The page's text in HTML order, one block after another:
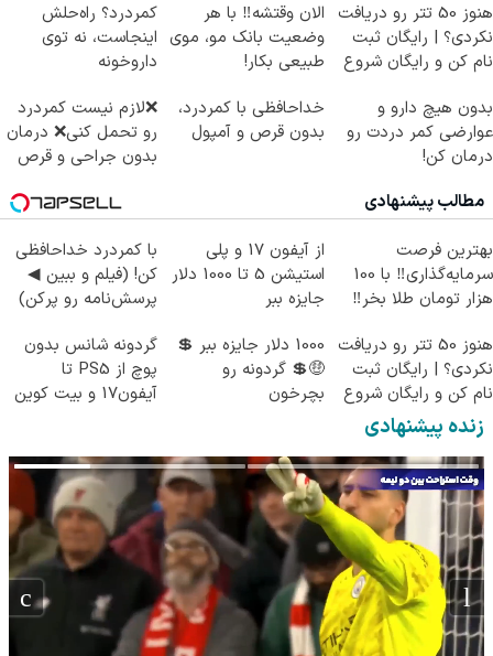
هنوز 50 تتر رو دریافت
نکردی؟ | رایگان ثبت
نام کن و رایگان شروع
الان وقتشه‼️ با هر
وضعیت بانک مو، موی
طبیعی بکار!
کمردرد؟ راه‌حلش
اینجاست، نه توی
داروخونه
بدون هیچ دارو و
عوارضی کمر دردت رو
درمان کن!
خداحافظی با کمردرد،
بدون قرص و آمپول
❌لازم نیست کمردرد
رو تحمل کنی❌ درمان
بدون جراحی و قرص
مطالب پیشنهادی
بهترین فرصت
سرمایه‌گذاری‼️ با 100
هزار تومان طلا بخر‼️
از آیفون 17 و پلی
استیشن 5 تا 1000 دلار
جایزه ببر
با کمردرد خداحافظی
کن! (فیلم و ببین ◀
پرسش‌نامه رو پرکن)
هنوز 50 تتر رو دریافت
نکردی؟ | رایگان ثبت
نام کن و رایگان شروع
کن!
1000 دلار جایزه ببر 💲
🤑💲 گردونه رو
بچرخون
گردونه شانس بدون
پوچ از PS5 تا
آیفون17 و بیت کوین
زنده پیشنهادی